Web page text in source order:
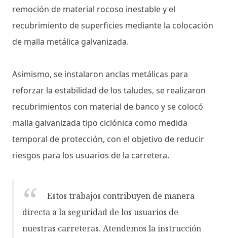
remoción de material rocoso inestable y el
recubrimiento de superficies mediante la colocación
de malla metálica galvanizada.
Asimismo, se instalaron anclas metálicas para
reforzar la estabilidad de los taludes, se realizaron
recubrimientos con material de banco y se colocó
malla galvanizada tipo ciclónica como medida
temporal de protección, con el objetivo de reducir
riesgos para los usuarios de la carretera.
Estos trabajos contribuyen de manera
directa a la seguridad de los usuarios de
nuestras carreteras. Atendemos la instrucción